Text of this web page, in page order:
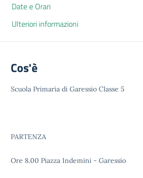
Date e Orari
Ulteriori informazioni
Cos'è
Scuola Primaria di Garessio Classe 5
PARTENZA
Ore 8.00 Piazza Indemini - Garessio